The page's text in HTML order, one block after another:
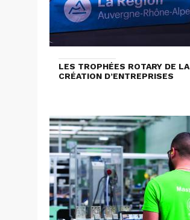
LES TROPHÉES ROTARY DE LA
CRÉATION D’ENTREPRISES